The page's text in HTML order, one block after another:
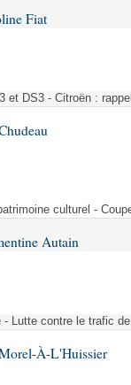
Fiat
et DS3 - Citroën :
culturel -
Autain
Lutte contre le trafic
À-L'Huissier